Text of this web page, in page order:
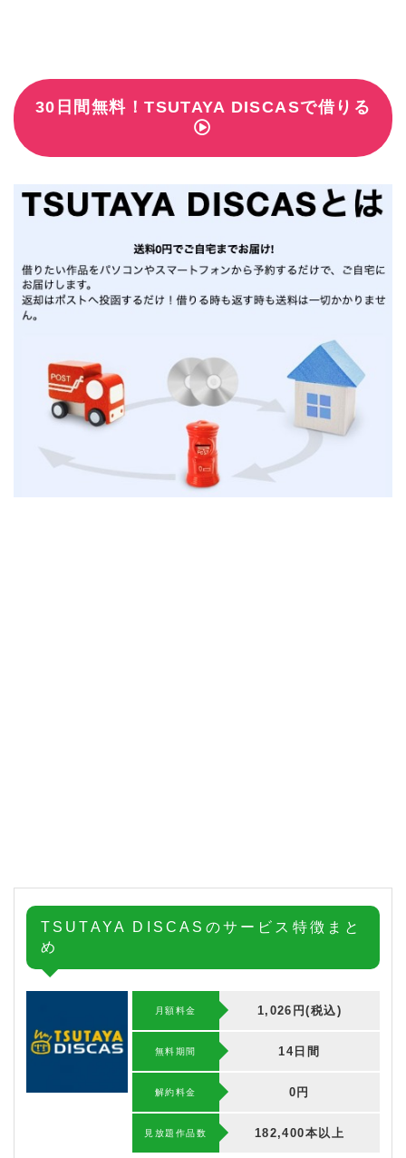
30日間無料！TSUTAYA DISCASで借りる
TSUTAYA DISCASのサービス特徴まと
め
月額料金 1,026円(税込)
無料期間 14日間
解約料⾦ 0円
⾒放題作品数 182,400本以上